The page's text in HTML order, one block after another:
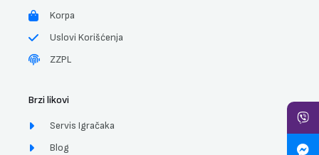
Korpa
Uslovi Korišćenja
ZZPL
Brzi likovi
Servis Igračaka
Blog